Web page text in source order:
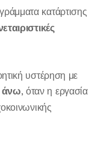
κατάρτισης
υστέρηση με
άνω, όταν η εργασία